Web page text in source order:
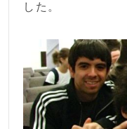
した。